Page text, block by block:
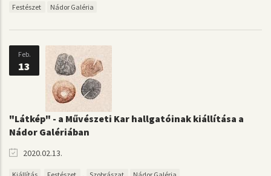
Festészet Nádor Galéria
Feb.
13
"Látkép" - a Művészeti Kar hallgatóinak kiállítása a
Nádor Galériában
2020.02.13.